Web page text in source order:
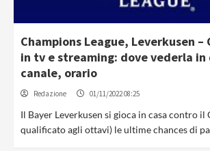
Champions League, Leverkusen –
in tv e streaming: dove vederla
canale, orario
Redazione 01/11/2022 08:25
Il Bayer Leverkusen si gioca in casa contro il
qualificato agli ottavi) le ultime chances di